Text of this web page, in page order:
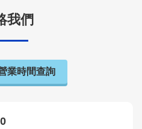
我們
業時間查詢